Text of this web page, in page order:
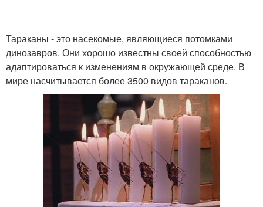
Тараканы - это насекомые, являющиеся потомками
динозавров. Они хорошо известны своей способностью
адаптироваться к изменениям в окружающей среде. В
мире насчитывается более 3500 видов тараканов.